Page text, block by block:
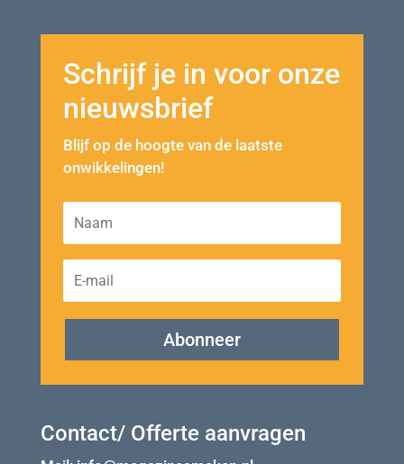
Schrijf je in voor onze
nieuwsbrief
Blijf op de hoogte van de laatste
onwikkelingen!
Abonneer
Contact/ Offerte aanvragen